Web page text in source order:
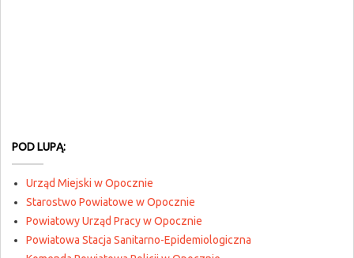
POD LUPĄ:
Urząd Miejski w Opocznie
Starostwo Powiatowe w Opocznie
Powiatowy Urząd Pracy w Opocznie
Powiatowa Stacja Sanitarno-Epidemiologiczna